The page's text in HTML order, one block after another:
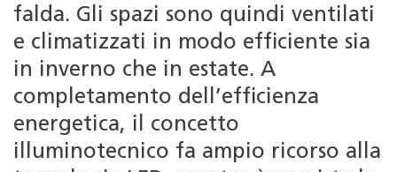
falda. Gli spazi sono quindi ventilati
e climatizzati in modo efficiente sia
in inverno che in estate. A
completamento dell’efficienza
energetica, il concetto
illuminotecnico fa ampio ricorso alla